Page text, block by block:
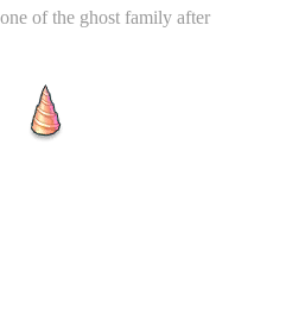
of the ghost family after